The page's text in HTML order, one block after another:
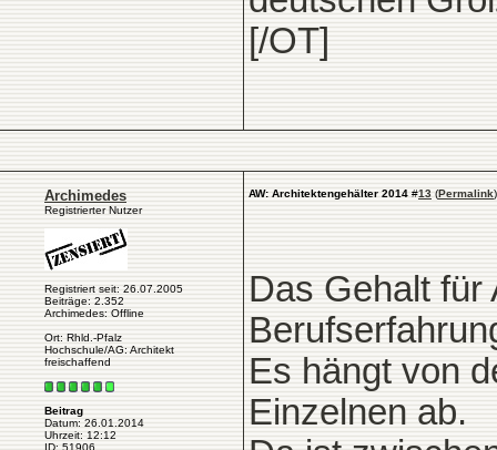
[/OT]
Archimedes
Registrierter Nutzer
Registriert seit: 26.07.2005
Beiträge: 2.352
Archimedes: Offline
Ort: Rhld.-Pfalz
Hochschule/AG: Architekt
freischaffend
Beitrag
Datum: 26.01.2014
Uhrzeit: 12:12
AW: Architektengehälter 2014 #13 (Permalink)
Das Gehalt für
Es hängt von
Einzelnen ab.